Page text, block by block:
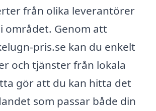
från olika leverantörer
området. Genom att
pris.se kan du enkelt
och tjänster från lokala
gör att du kan hitta det
som passar både din